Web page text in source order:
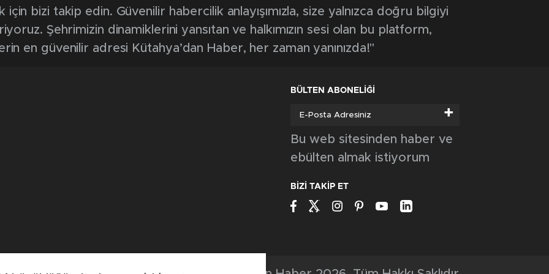
sporcular dostluk müsabakasında buluştu